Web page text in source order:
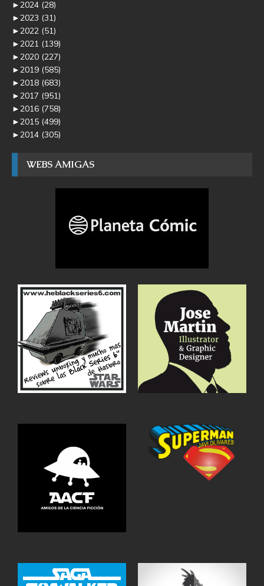
►2024 (28)
►2023 (31)
►2022 (51)
►2021 (139)
►2020 (227)
►2019 (585)
►2018 (683)
►2017 (951)
►2016 (758)
►2015 (499)
►2014 (305)
WEBS AMIGAS